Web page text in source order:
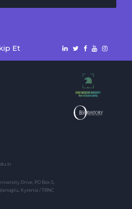
Et
Drive, PO Box 5,
Kyrenia / TRNC